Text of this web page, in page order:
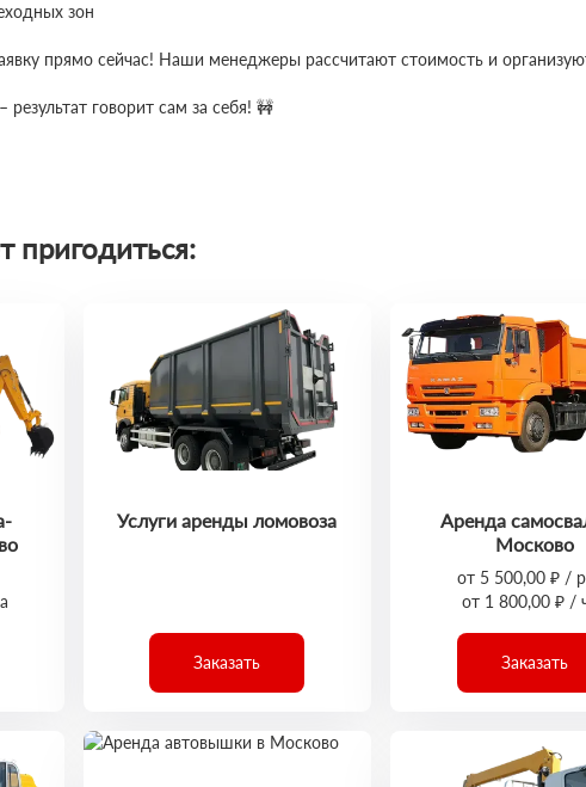
зон
прямо сейчас! Наши менеджеры рассчитают стоимость и
говорит сам за себя! 🚧
пригодиться:
Услуги аренды ломовоза
Заказать
Аренда
Москово
от 5 500,00 ₽ /
от 1 800,00 ₽ /
Заказать